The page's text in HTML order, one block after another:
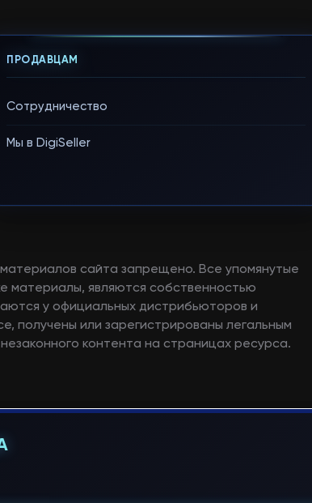
ПРОДАВЦАМ
Сотрудничество
Мы в DigiSeller
сайта запрещено. Все упомянутые
материалы, являются собственностью
у официальных дистрибьюторов и
получены или зарегистрированы легальным
контента на страницах ресурса.